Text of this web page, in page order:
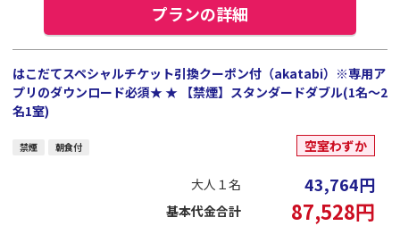
プランの詳細
はこだてスペシャルチケット引換クーポン付（akatabi）※専用ア
プリのダウンロード必須★ ★ 【禁煙】スタンダードダブル(1名～2
名1室)
禁煙 朝食付 空室わずか
大人１名 43,764円
基本代金合計 87,528円